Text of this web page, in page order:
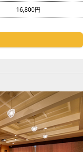
16,800円